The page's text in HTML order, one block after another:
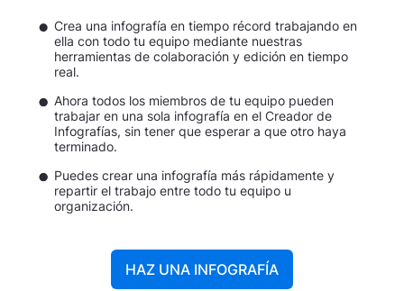
Crea una infografía en tiempo récord trabajando en
ella con todo tu equipo mediante nuestras
herramientas de colaboración y edición en tiempo
real.
Ahora todos los miembros de tu equipo pueden
trabajar en una sola infografía en el Creador de
Infografías, sin tener que esperar a que otro haya
terminado.
Puedes crear una infografía más rápidamente y
repartir el trabajo entre todo tu equipo u
organización.
HAZ UNA INFOGRAFÍA